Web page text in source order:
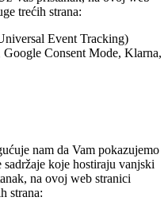
trećih strana:
Event Tracking)
Consent Mode, Klarna,
nam da Vam pokazujemo
koje hostiraju vanjski
na ovoj web stranici
strana: